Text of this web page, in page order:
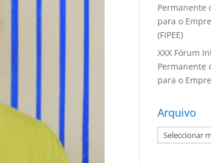
Permanente
para o
(FIPEE)
XXX Fórum
Permanente
para o
Arquivo
Arquivo